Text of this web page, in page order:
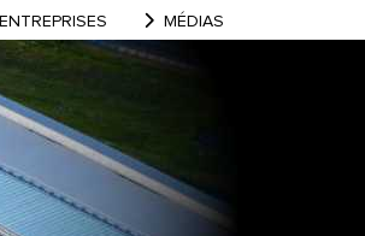
ENTREPRISES MÉDIAS